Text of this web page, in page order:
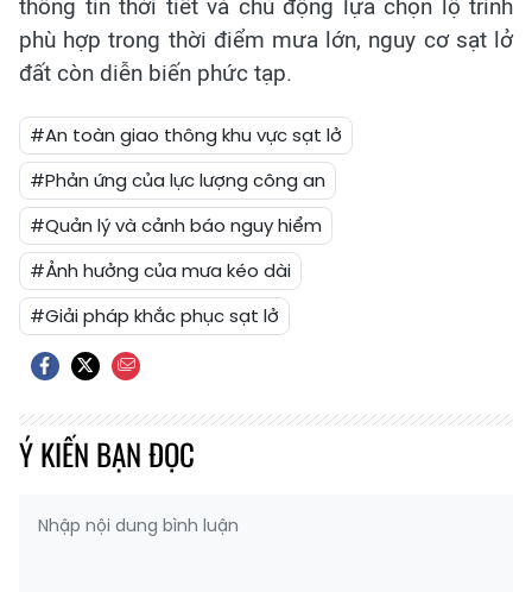
thông tin thời tiết và chủ động lựa chọn lộ trình
phù hợp trong thời điểm mưa lớn, nguy cơ sạt lở
đất còn diễn biến phức tạp.
#An toàn giao thông khu vực sạt lở
#Phản ứng của lực lượng công an
#Quản lý và cảnh báo nguy hiểm
#Ảnh hưởng của mưa kéo dài
#Giải pháp khắc phục sạt lở
Ý KIẾN BẠN ĐỌC